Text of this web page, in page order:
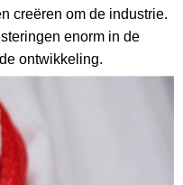
creëren om de industrie.
enorm in de
ontwikkeling.